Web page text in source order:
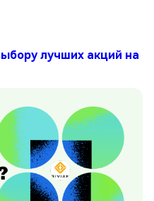
лучших акций на